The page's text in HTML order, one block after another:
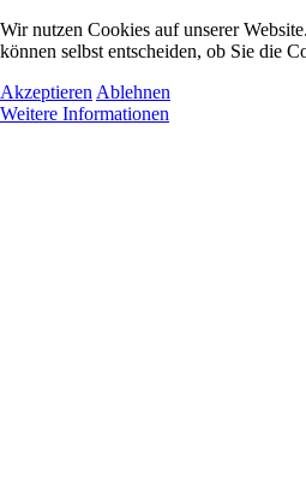
Wir nutzen Cookies auf unserer
können selbst entscheiden, ob Sie die
Akzeptieren Ablehnen
Weitere Informationen